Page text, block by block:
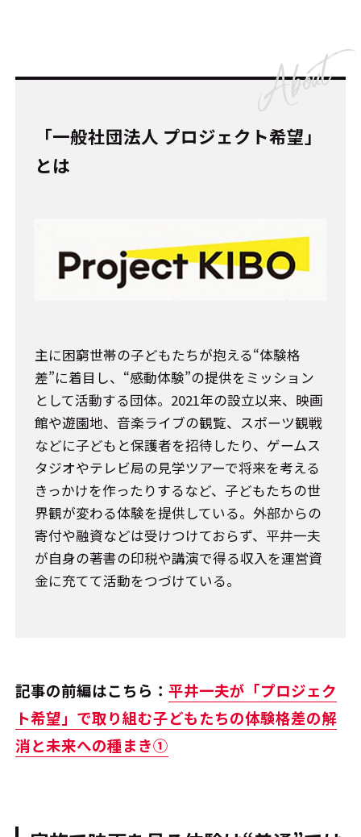
「一般社団法人 プロジェクト希望」
とは
主に困窮世帯の子どもたちが抱える“体験格
差”に着目し、“感動体験”の提供をミッション
として活動する団体。2021年の設立以来、映画
館や遊園地、音楽ライブの観覧、スポーツ観戦
などに子どもと保護者を招待したり、ゲームス
タジオやテレビ局の見学ツアーで将来を考える
きっかけを作ったりするなど、子どもたちの世
界観が変わる体験を提供している。外部からの
寄付や融資などは受けつけておらず、平井一夫
が自身の著書の印税や講演で得る収入を運営資
金に充てて活動をつづけている。
記事の前編はこちら：平井一夫が「プロジェク
ト希望」で取り組む子どもたちの体験格差の解
消と未来への種まき①